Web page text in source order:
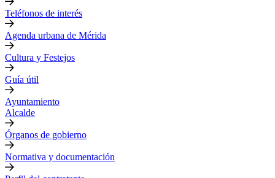
Teléfonos de interés
Agenda urbana de Mérida
Cultura y Festejos
Guía útil
Ayuntamiento
Alcalde
Órganos de gobierno
Normativa y documentación